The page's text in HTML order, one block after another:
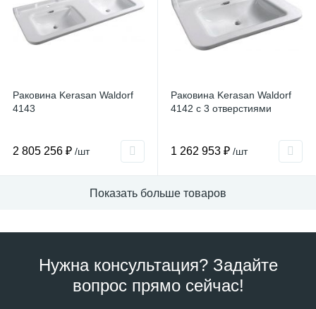
Раковина Kerasan Waldorf
4143
2 805 256 ₽ /шт
Раковина Kerasan Waldorf
4142 с 3 отверстиями
1 262 953 ₽ /шт
Показать больше товаров
Нужна консультация? Задайте
вопрос прямо сейчас!